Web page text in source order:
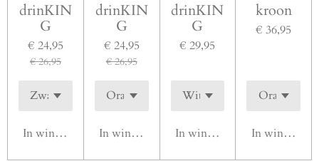
drinKIN
G
€ 24,95
€ 26,95
In winkelwagen
drinKIN
G
€ 24,95
€ 26,95
In winkelwagen
drinKIN
G
€ 29,95
In winkelwagen
kroon
€ 36,95
In